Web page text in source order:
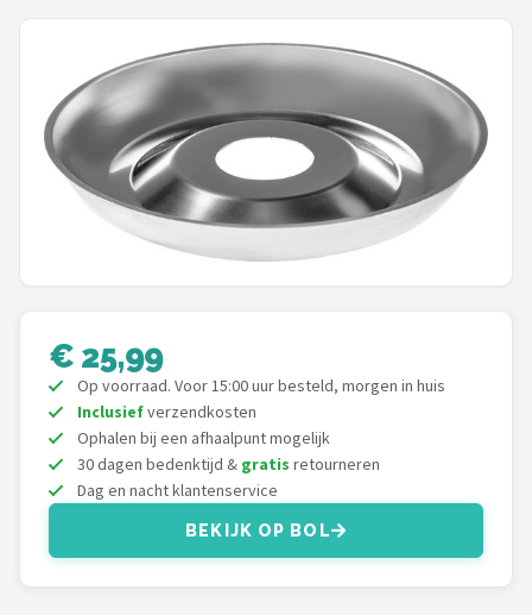
Blog
Tenten
Slaapzakken
Slaapmatten
Koelboxen
Shop
POPULAIRE MERKEN
Intex
KOEL
Eurotrail
€ 25,99
Op voorraad. Voor 15:00 uur besteld, morgen in huis
Inclusiefverzendkosten
Ophalen bij een afhaalpunt mogelijk
30 dagen bedenktijd & gratis retourneren
Dag en nacht klantenservice
BEKIJK OP BOL